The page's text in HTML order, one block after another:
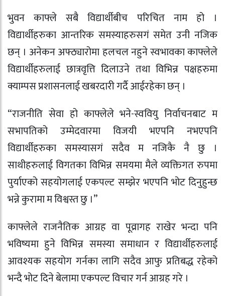
भुवन काफ्ले सबै विद्यार्थीबीच परिचित नाम हो ।
विद्यार्थीहरुका आन्तरिक समस्याहरुसगं समेत उनी नजिक
छन् । अनेकन अफ्ठ्यारोमा हलचल नहुने स्वभावका काफ्लेले
विद्यार्थीहरुलाई छात्रवृत्ति दिलाउने तथा विभिन्न पक्षहरुमा
क्याम्पस प्रशासनलाई खबरदारी गर्दै आईरहेका छन् ।
“राजनीति सेवा हो काफ्लेले भने-स्ववियु निर्वाचनबाट म
सभापतिको उम्मेदवारमा विजयी भएपनि नभएपनि
विद्यार्थीहरुका समस्यासगं सदैव म नजिकै नै छु ।
साथीहरुलाई विगतका विभिन्न समयमा मैले व्यक्तिगत रुपमा
पुर्याएको सहयोगलाई एकपल्ट सम्झेर भएपनि भोट दिनुहुन्छ
भन्ने कुरामा म विश्वस्त छु ।”
काफ्लेले राजनैतिक आग्रह वा पूव्रागह राखेर भन्दा पनि
भविष्यमा हुने विभिन्न समस्या समाधान र विद्यार्थीहरुलाई
आवश्यक सहयोग गर्नका लागि सदैव आफु प्रतिबद्ध रहेको
भन्दै भोट दिने बेलामा एकपल्ट विचार गर्न आग्रह गरे ।